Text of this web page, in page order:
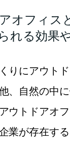
オフィス
れる効果
りにアウト
、自然の中
ウトドアオフ
業が存在す